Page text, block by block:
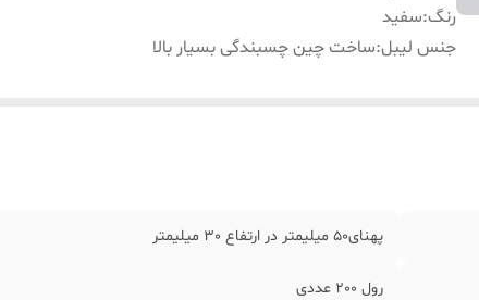
رنگ:سفید
جنس لیبل:ساخت چین چسبندگی بسیار بالا
پهنای50 میلیمتر در ارتفاع 30 میلیمتر
رول 200 عددی